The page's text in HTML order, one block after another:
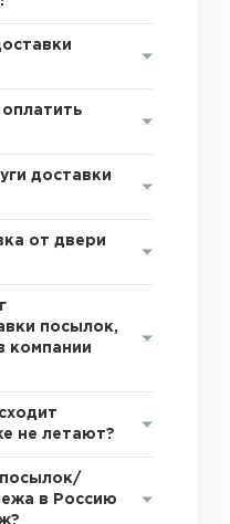
доставки
от двери
посылок,
компании
не летают?
посылок/
в Россию